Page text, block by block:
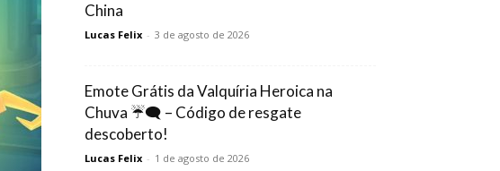
China
Lucas Felix - 3 de agosto de 2026
Emote Grátis da Valquíria Heroica na
Chuva ☔🗨️ – Código de resgate
descoberto!
Lucas Felix - 1 de agosto de 2026